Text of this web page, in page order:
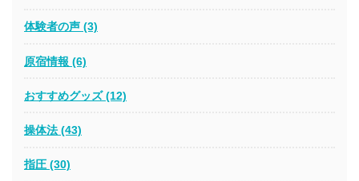
体験者の声 (3)
原宿情報 (6)
おすすめグッズ (12)
操体法 (43)
指圧 (30)